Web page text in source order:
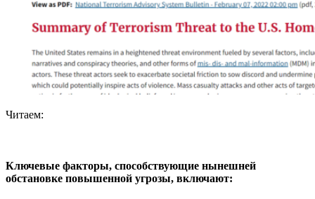
Читаем:
Ключевые факторы, способствующие нынешней
обстановке повышенной угрозы, включают: